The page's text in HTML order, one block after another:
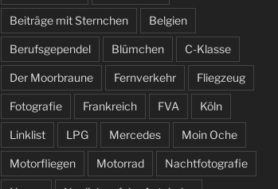
Beiträge mit Sternchen Belgien
Berufsgependel Blümchen C-Klasse
Der Moorbraune Fernverkehr Fliegzeug
Fotografie Frankreich FVA Köln
Linklist LPG Mercedes Moin Oche
Motorfliegen Motorrad Nachtfotografie